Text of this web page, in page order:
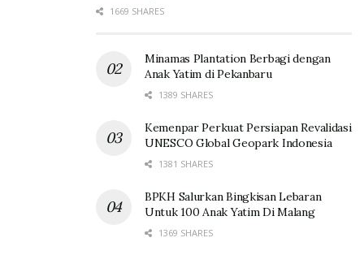
1669 SHARES
Minamas Plantation Berbagi dengan
Anak Yatim di Pekanbaru
1389 SHARES
Kemenpar Perkuat Persiapan Revalidasi
UNESCO Global Geopark Indonesia
1381 SHARES
BPKH Salurkan Bingkisan Lebaran
Untuk 100 Anak Yatim Di Malang
1369 SHARES